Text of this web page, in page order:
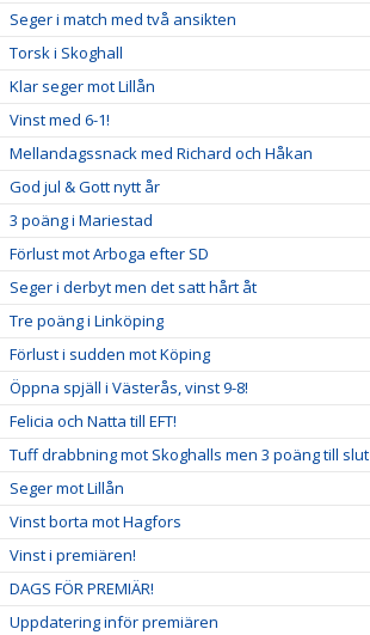
Seger i match med två ansikten
Torsk i Skoghall
Klar seger mot Lillån
Vinst med 6-1!
Mellandagssnack med Richard och Håkan
God jul & Gott nytt år
3 poäng i Mariestad
Förlust mot Arboga efter SD
Seger i derbyt men det satt hårt åt
Tre poäng i Linköping
Förlust i sudden mot Köping
Öppna spjäll i Västerås, vinst 9-8!
Felicia och Natta till EFT!
Tuff drabbning mot Skoghalls men 3 poäng till slut
Seger mot Lillån
Vinst borta mot Hagfors
Vinst i premiären!
DAGS FÖR PREMIÄR!
Uppdatering inför premiären